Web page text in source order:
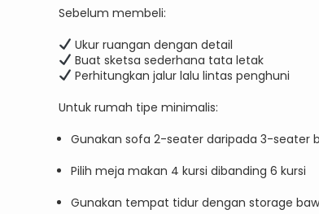
Sebelum membeli:
Ukur ruangan dengan detail
Buat sketsa sederhana tata letak
Perhitungkan jalur lalu lintas penghuni
Untuk rumah tipe minimalis:
Gunakan sofa 2-seater daripada 3-seater
Pilih meja makan 4 kursi dibanding 6 kursi
Gunakan tempat tidur dengan storage